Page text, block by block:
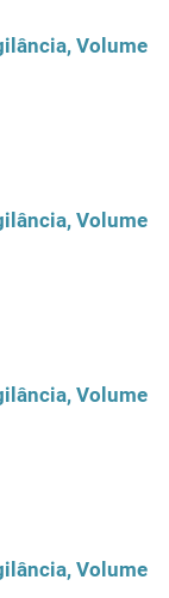
Volume
Volume
Volume
Volume